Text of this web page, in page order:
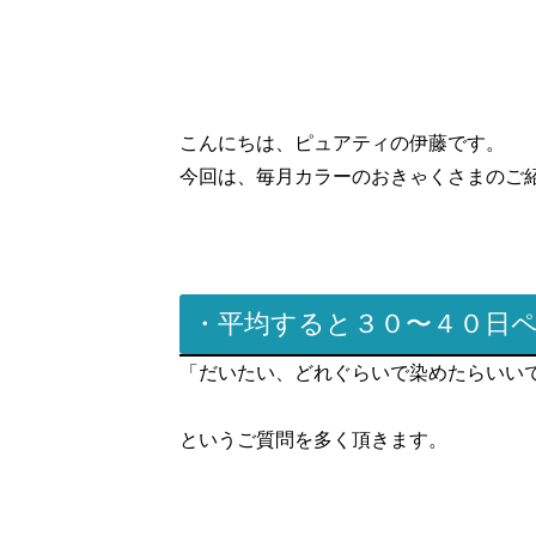
こんにちは、ピュアティの伊藤です。
今回は、毎月カラーのおきゃくさまのご
・平均すると３０〜４０日
「だいたい、どれぐらいで染めたらいい
というご質問を多く頂きます。